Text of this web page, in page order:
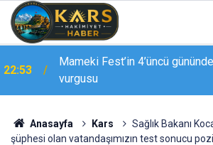
22:39
Kars-Akyaka yolcu treni
geçitte araç kuyruğu oluştu
Anasayfa Kars
Sağlık Bakanı
şüphesi olan vatandaşımızın test sonucu